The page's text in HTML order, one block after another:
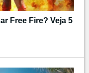
Free Fire? Veja 5